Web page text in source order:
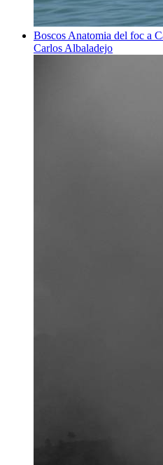
Boscos Anatomia del foc a
Carlos Albaladejo